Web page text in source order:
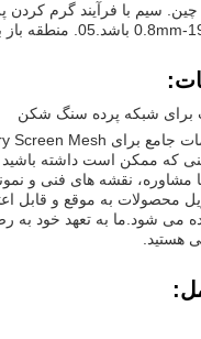
برای شبکه پرده سنگ شکن
که ممکن است داشته باشید
نقشه های فنی و
می شود.ما به تعهد خود به
هستید.